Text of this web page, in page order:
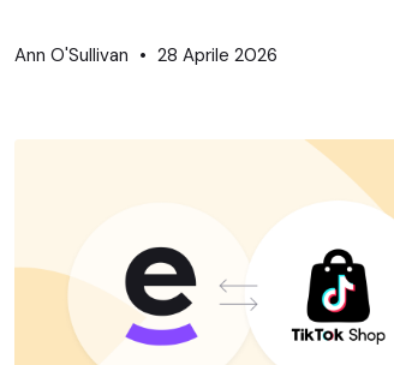
Ann O'Sullivan 28 Aprile 2026